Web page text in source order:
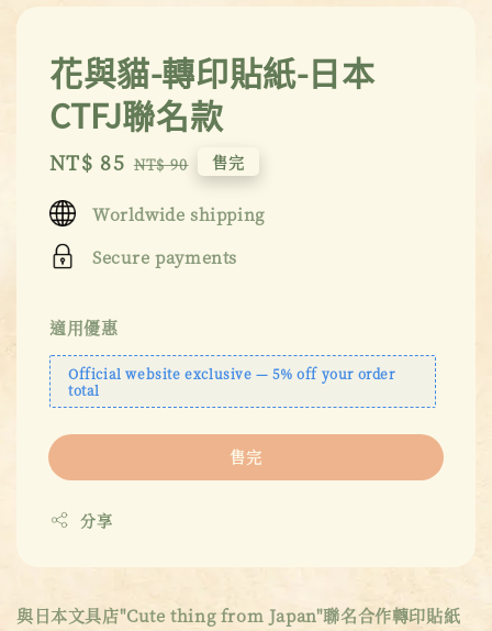
花與貓-轉印貼紙-日本
CTFJ聯名款
Sale
NT$ 85 Regular
NT$ 90 售完
Worldwide shipping
Secure payments
適用優惠
Official website exclusive — 5% off your order
total
售完
分享
與日本文具店"Cute thing from Japan"聯名合作轉印貼紙